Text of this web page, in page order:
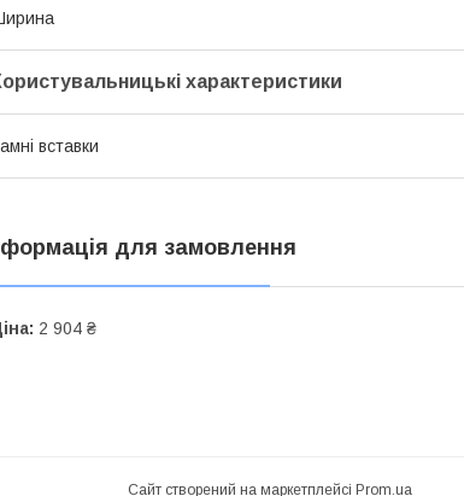
характеристики
вставки
для замовлення
2 904 ₴
Сайт створений на маркетплейсі Prom.ua